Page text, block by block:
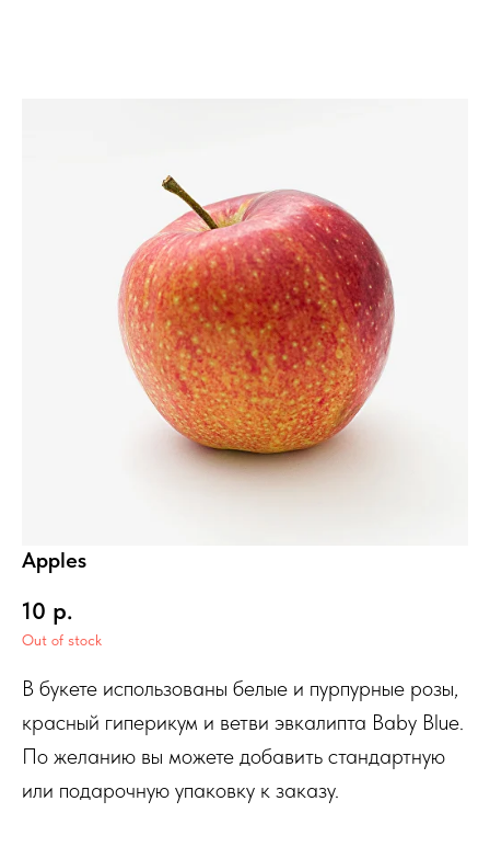
Apples
10 р.
Out of stock
В букете использованы белые и пурпурные розы,
красный гиперикум и ветви эвкалипта Baby Blue.
По желанию вы можете добавить стандартную
или подарочную упаковку к заказу.